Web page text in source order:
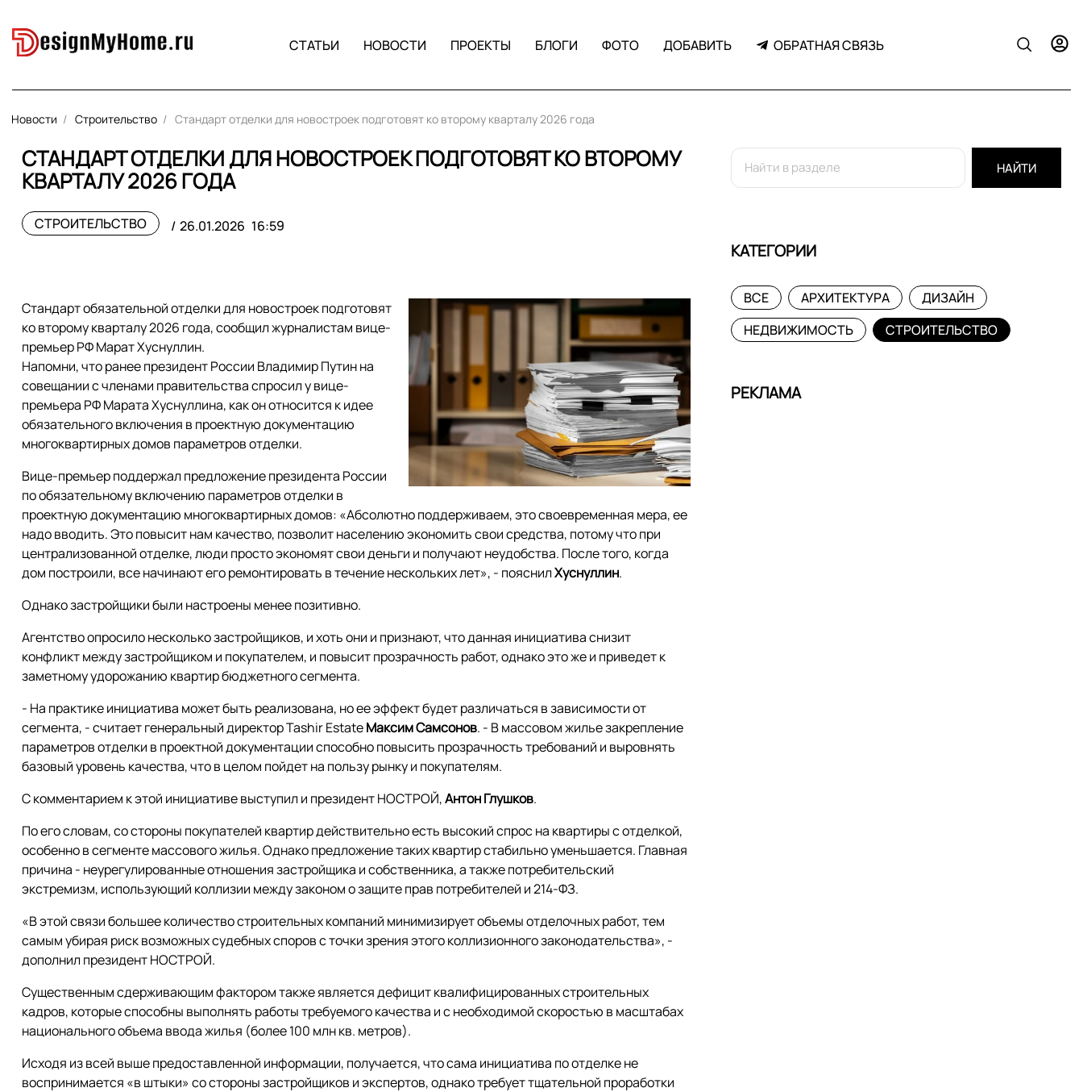
СТАТЬИ НОВОСТИ ПРОЕКТЫ БЛОГИ ФОТО ДОБАВИТЬ ОБРАТНАЯ СВЯЗЬ
Новости Строительство Стандарт отделки для новостроек подготовят ко второму кварталу 2026 года
СТАНДАРТ ОТДЕЛКИ ДЛЯ НОВОСТРОЕК ПОДГОТОВЯТ КО ВТОРОМУ
КВАРТАЛУ 2026 ГОДА
СТРОИТЕЛЬСТВО 26.01.2026 16:59
Стандарт обязательной отделки для новостроек подготовят
ко второму кварталу 2026 года, сообщил журналистам вице-
премьер РФ Марат Хуснуллин.
Напомни, что ранее президент России Владимир Путин на
совещании с членами правительства спросил у вице-
премьера РФ Марата Хуснуллина, как он относится к идее
обязательного включения в проектную документацию
многоквартирных домов параметров отделки.
Вице-премьер поддержал предложение президента России
по обязательному включению параметров отделки в
проектную документацию многоквартирных домов: «Абсолютно поддерживаем, это своевременная мера, ее
надо вводить. Это повысит нам качество, позволит населению экономить свои средства, потому что при
централизованной отделке, люди просто экономят свои деньги и получают неудобства. После того, когда
дом построили, все начинают его ремонтировать в течение нескольких лет», - пояснилХуснуллин.
Однако застройщики были настроены менее позитивно.
Агентство опросило несколько застройщиков, и хоть они и признают, что данная инициатива снизит
конфликт между застройщиком и покупателем, и повысит прозрачность работ, однако это же и приведет к
заметному удорожанию квартир бюджетного сегмента.
- На практике инициатива может быть реализована, но ее эффект будет различаться в зависимости от
сегмента, - считает генеральный директор Tashir EstateМаксимСамсонов. - В массовом жилье закрепление
параметров отделки в проектной документации способно повысить прозрачность требований и выровнять
базовый уровень качества, что в целом пойдет на пользу рынку и покупателям.
С комментарием к этой инициативе выступил и президент НОСТРОЙ,АнтонГлушков.
По его словам, со стороны покупателей квартир действительно есть высокий спрос на квартиры с отделкой,
особенно в сегменте массового жилья. Однако предложение таких квартир стабильно уменьшается. Главная
причина - неурегулированные отношения застройщика и собственника, а также потребительский
экстремизм, использующий коллизии между законом о защите прав потребителей и 214-ФЗ.
«В этой связи большее количество строительных компаний минимизирует объемы отделочных работ, тем
самым убирая риск возможных судебных споров с точки зрения этого коллизионного законодательства», -
дополнил президент НОСТРОЙ.
Существенным сдерживающим фактором также является дефицит квалифицированных строительных
кадров, которые способны выполнять работы требуемого качества и с необходимой скоростью в масштабах
национального объема ввода жилья (более 100 млн кв. метров).
Исходя из всей выше предоставленной информации, получается, что сама инициатива по отделке не
воспринимается «в штыки» со стороны застройщиков и экспертов, однако требует тщательной проработки
НАЙТИ
КАТЕГОРИИ
ВСЕ АРХИТЕКТУРА
ДИЗАЙН
НЕДВИЖИМОСТЬ
СТРОИТЕЛЬСТВО
РЕКЛАМА